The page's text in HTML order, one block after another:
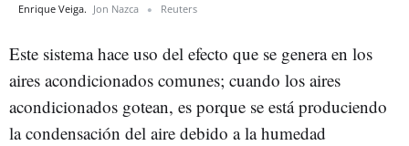
Enrique Veiga. Jon Nazca Reuters
Este sistema hace uso del efecto que se genera en los
aires acondicionados comunes; cuando los aires
acondicionados gotean, es porque se está produciendo
la condensación del aire debido a la humedad